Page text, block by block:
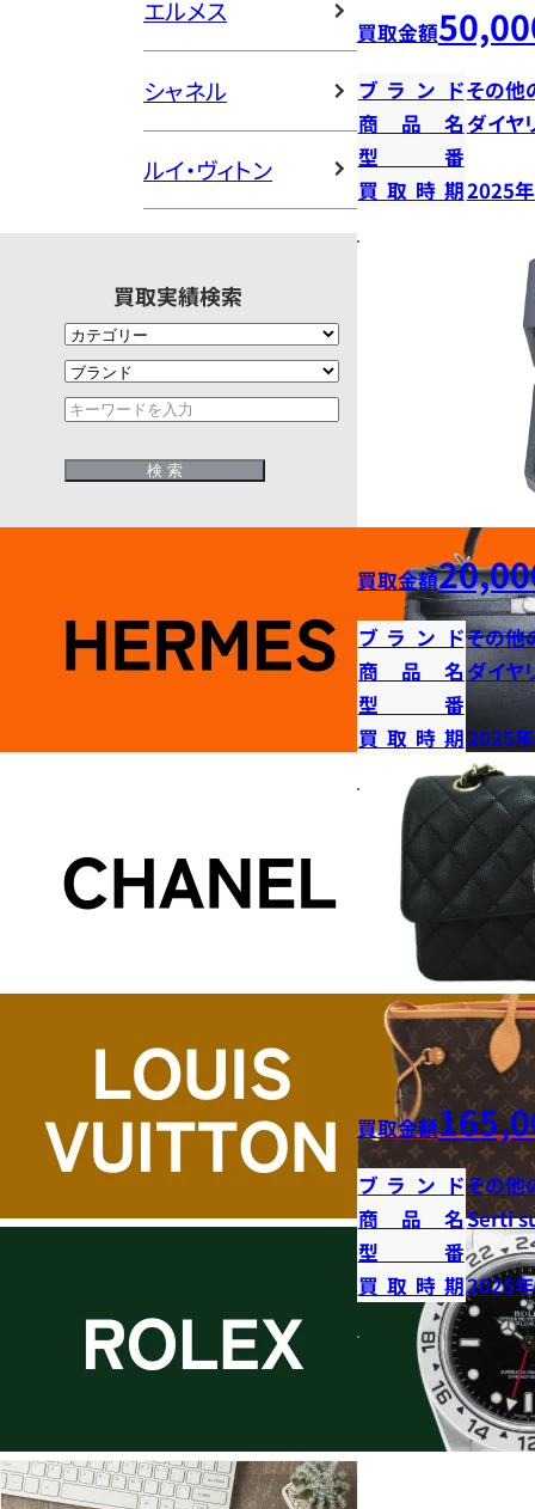
エルメス
シャネル
ルイ・ヴィトン
買取実績検索
買取金額
ブランドその他
商品名ダイヤ
型番
買取時期2025
買取金額
ブランドその他
商品名 ダイヤ
型番
買取時期2025
買取金額
ブランドその他
商品名Serti
型番
買取時期2025